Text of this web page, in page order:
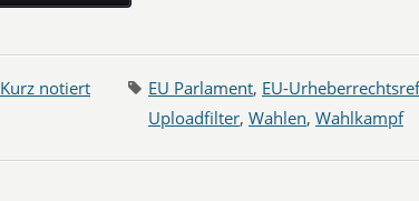
Kurz notiert EU Parlament, EU-
Uploadfilter, Wahlen, Wahlkampf